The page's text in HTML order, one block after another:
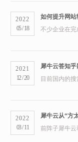
2022
05/18
不少企业在完
2021
12/20
目前国内的搜
2022
03/11
前阵子犀牛云